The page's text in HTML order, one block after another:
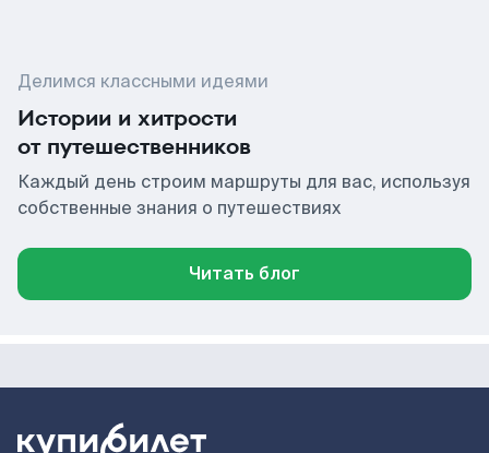
Делимся классными идеями
Истории и хитрости
от путешественников
Каждый день строим маршруты для вас, используя
собственные знания о путешествиях
Читать блог